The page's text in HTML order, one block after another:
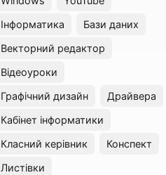
Інформатика
Бази даних
Векторний редактор
Відеоуроки
Графічний дизайн
Драйвера
Кабінет інформатики
Класний керівник
Конспект
Листівки